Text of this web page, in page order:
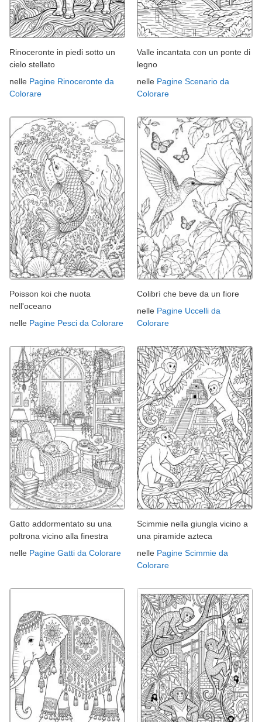
Rinoceronte in piedi sotto un
cielo stellato
nelle Pagine Rinoceronte da
Colorare
Valle incantata con un ponte di
legno
nelle Pagine Scenario da
Colorare
Poisson koi che nuota
nell'oceano
nelle Pagine Pesci da Colorare
Colibrì che beve da un fiore
nelle Pagine Uccelli da
Colorare
Gatto addormentato su una
poltrona vicino alla finestra
nelle Pagine Gatti da Colorare
Scimmie nella giungla vicino a
una piramide azteca
nelle Pagine Scimmie da
Colorare